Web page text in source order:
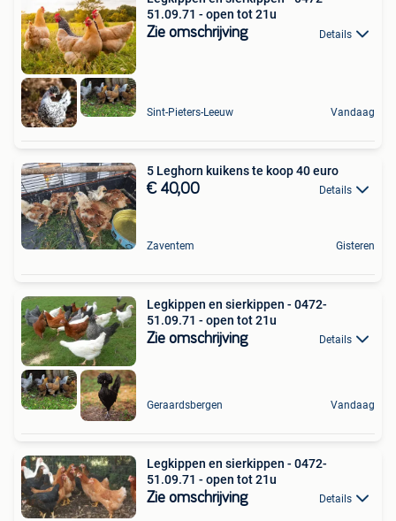
51.09.71 - open tot 21u
Zie omschrijving Details
Sint-Pieters-Leeuw Vandaag
5 Leghorn kuikens te koop 40 euro
€ 40,00 Details
Zaventem Gisteren
Legkippen en sierkippen - 0472-
51.09.71 - open tot 21u
Zie omschrijving Details
Geraardsbergen Vandaag
Legkippen en sierkippen - 0472-
51.09.71 - open tot 21u
Zie omschrijving Details